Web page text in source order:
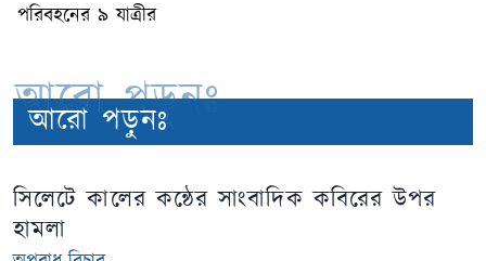
পরিবহনের ৯ যাত্রীর
আরো পড়ুনঃ
আরো পড়ুনঃ
সিলেটে কালের কন্ঠের সাংবাদিক কবিরের উপর
হামলা